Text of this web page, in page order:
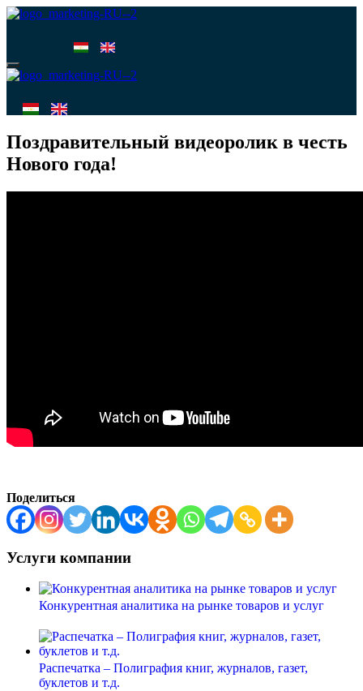
Поздравительный видеоролик в честь
Нового года!
Поделиться
Услуги компании
Конкурентная аналитика на рынке товаров и услуг
Распечатка – Полиграфия книг, журналов, газет,
буклетов и т.д.